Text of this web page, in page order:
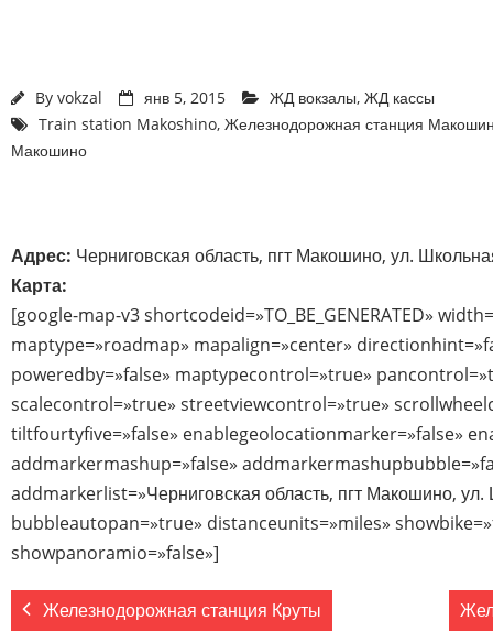
By vokzal янв 5, 2015 ЖД вокзалы, ЖД кассы
Train station Makoshino, Железнодорожная станция
Макошино
Адрес: Черниговская область, пгт Макошино, ул.
Карта:
[google-map-v3 shortcodeid=»TO_BE_GENERATED»
maptype=»roadmap» mapalign=»center»
poweredby=»false» maptypecontrol=»true»
scalecontrol=»true» streetviewcontrol=»true»
tiltfourtyfive=»false» enablegeolocationmarker=»false»
addmarkermashup=»false»
addmarkerlist=»Черниговская область, пгт Макошино,
bubbleautopan=»true» distanceunits=»miles»
showpanoramio=»false»]
Железнодорожная станция Круты